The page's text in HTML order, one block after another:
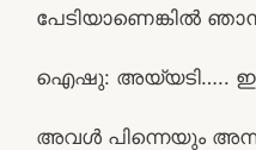
പേടിയാണെങ്കിൽ
ഐഷു: അയ്യടി…..
അവൾ പിന്നെയും